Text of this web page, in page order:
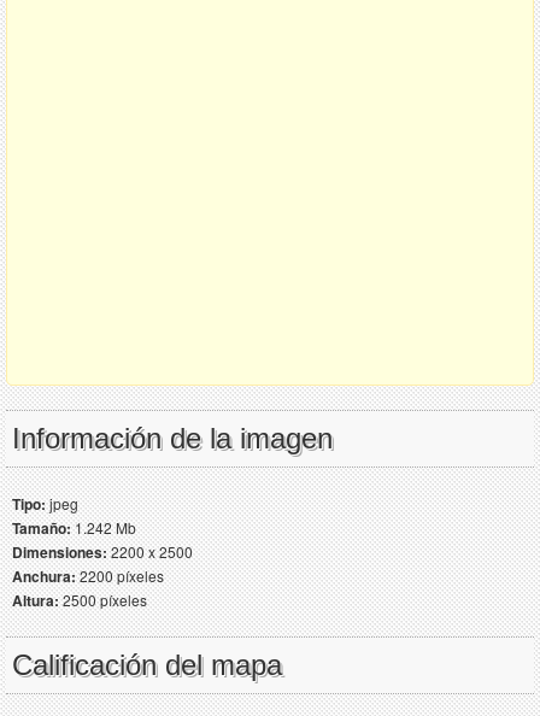
Información de la imagen
Tipo:jpeg
Tamaño:1.242 Mb
Dimensiones:2200 x 2500
Anchura:2200 píxeles
Altura:2500 píxeles
Calificación del mapa